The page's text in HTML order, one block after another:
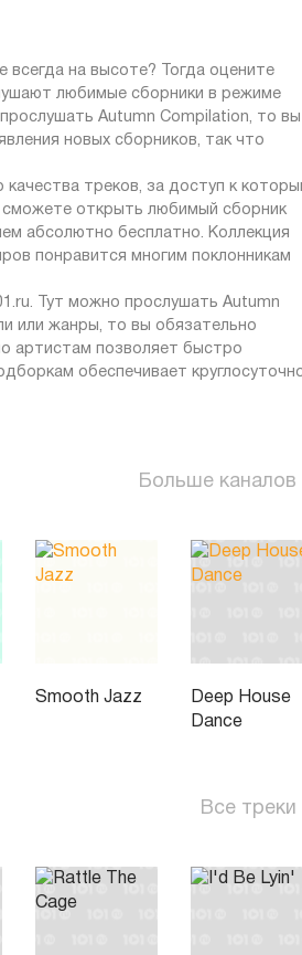
всегда на высоте? Тогда оцените
любимые сборники в режиме
Autumn Compilation, то вы
новых сборников, так что
треков, за доступ к
сможете открыть любимый сборник
абсолютно бесплатно. Коллекция
понравится многим поклонникам
Тут можно прослушать Autumn
или жанры, то вы обязательно
артистам позволяет быстро
обеспечивает
Больше каналов
Smooth Jazz
Deep House
Dance
Все треки